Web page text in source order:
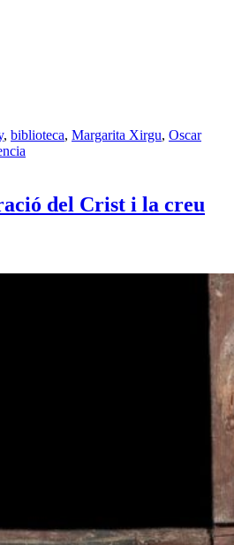
, biblioteca, Margarita Xirgu, Oscar
del Crist i la creu